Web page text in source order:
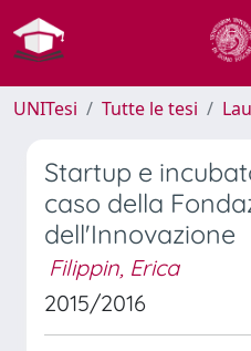
UNITesi Tutte le tesi
Startup e
caso della
dell'Innovazione
Filippin, Erica
2015/2016